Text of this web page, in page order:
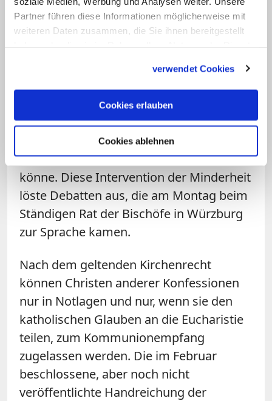
Partner führen diese Informationen möglicherweise mit
weiteren Daten zusammen, die Sie ihnen bereitgestellt
verwendet Cookies
Cookies erlauben
Cookies ablehnen
Eine Minderheit von sieben
hatte sich unlängst in einem Brief
an die zuständigen Behörden im Vatikan
. Sie baten darin um Klärung, ob
eine Frage dieser Tragweite von einer
einzelnen Bischofskonferenz per
Mehrheitsbeschluss entschieden werden
könne. Diese Intervention der Minderheit
löste Debatten aus, die am Montag beim
Ständigen Rat der Bischöfe in Würzburg
zur Sprache kamen.
Nach dem geltenden Kirchenrecht
können Christen anderer Konfessionen
nur in Notlagen und nur, wenn sie den
katholischen Glauben an die Eucharistie
teilen, zum Kommunionempfang
zugelassen werden. Die im Februar
beschlossene, aber noch nicht
veröffentlichte Handreichung der